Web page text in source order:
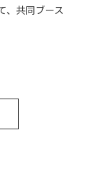
、共同ブース